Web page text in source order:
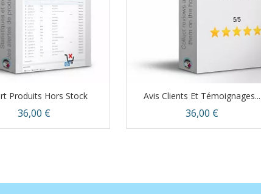
Produits Hors Stock
Prix
36,00 €
Avis Clients Et Témoignages...
Prix
36,00 €